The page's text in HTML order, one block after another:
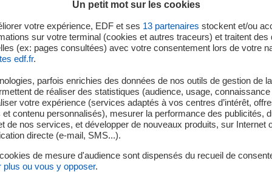
ionisants du personnel EDF et des employés des
dispositif d’astreinte régional pour répondre aux questions
d'accompagnement et de professionnalisation
Un petit mot sur les cookies
votre expérience, EDF et ses 13 partenaires stockent et/ou
sur votre terminal (cookies et autres traceurs) et traitent des
(ex: pages consultées) avec votre consentement lors de votre
edf.fr.
parfois enrichies des données de nos outils de gestion de
de réaliser des statistiques (audience, usage,
votre expérience (services adaptés à vos centres d’intérêt,
et contenu personnalisés), mesurer la performance des publicités,
de nos services, et développer de nouveaux produits, sur Internet
directe (e-mail, SMS...).
de mesure d'audience sont dispensés du recueil de
plus ou vous y opposer.